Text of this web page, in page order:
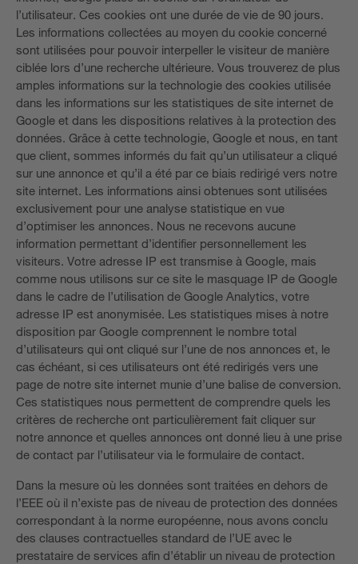
l’utilisateur. Ces cookies ont une durée de vie de 90 jours.
Les informations collectées au moyen du cookie concerné
sont utilisées pour pouvoir interpeller le visiteur de manière
ciblée lors d’une recherche ultérieure. Vous trouverez de plus
amples informations sur la technologie des cookies utilisée
dans les informations sur les statistiques de site internet de
Google et dans les dispositions relatives à la protection des
données. Grâce à cette technologie, Google et nous, en tant
que client, sommes informés du fait qu’un utilisateur a cliqué
sur une annonce et qu’il a été par ce biais redirigé vers notre
site internet. Les informations ainsi obtenues sont utilisées
exclusivement pour une analyse statistique en vue
d’optimiser les annonces. Nous ne recevons aucune
information permettant d’identifier personnellement les
visiteurs. Votre adresse IP est transmise à Google, mais
comme nous utilisons sur ce site le masquage IP de Google
dans le cadre de l’utilisation de Google Analytics, votre
adresse IP est anonymisée. Les statistiques mises à notre
disposition par Google comprennent le nombre total
d’utilisateurs qui ont cliqué sur l’une de nos annonces et, le
cas échéant, si ces utilisateurs ont été redirigés vers une
page de notre site internet munie d’une balise de conversion.
Ces statistiques nous permettent de comprendre quels les
critères de recherche ont particulièrement fait cliquer sur
notre annonce et quelles annonces ont donné lieu à une prise
de contact par l’utilisateur via le formulaire de contact.
Dans la mesure où les données sont traitées en dehors de
l’EEE où il n’existe pas de niveau de protection des données
correspondant à la norme européenne, nous avons conclu
des clauses contractuelles standard de l’UE avec le
prestataire de services afin d’établir un niveau de protection